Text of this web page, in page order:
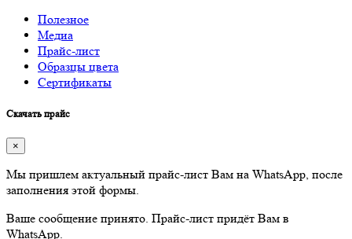
Полезное
Медиа
Прайс-лист
Образцы цвета
Сертификаты
Скачать прайс
×
Мы пришлем актуальный прайс-лист Вам на WhatsApp, после
заполнения этой формы.
Ваше сообщение принято. Прайс-лист придёт Вам в
WhatsApp.